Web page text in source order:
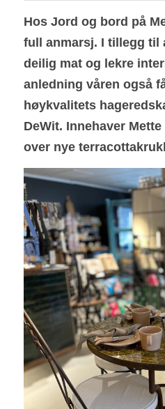
Hos Jord og bord på
full anmarsj. I tillegg til
deilig mat og lekre
anledning våren også
høykvalitets
DeWit. Innehaver
over nye